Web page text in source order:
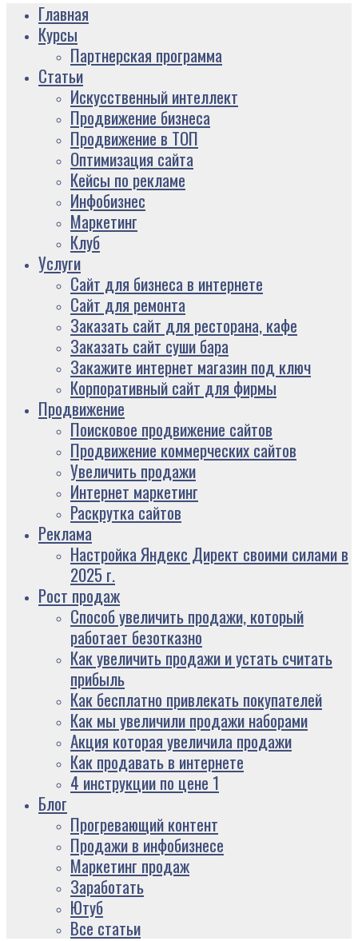
Главная
Курсы
Партнерская программа
Статьи
Искусственный интеллект
Продвижение бизнеса
Продвижение в ТОП
Оптимизация сайта
Кейсы по рекламе
Инфобизнес
Маркетинг
Клуб
Услуги
Сайт для бизнеса в интернете
Сайт для ремонта
Заказать сайт для ресторана, кафе
Заказать сайт суши бара
Закажите интернет магазин под ключ
Корпоративный сайт для фирмы
Продвижение
Поисковое продвижение сайтов
Продвижение коммерческих сайтов
Увеличить продажи
Интернет маркетинг
Раскрутка сайтов
Реклама
Настройка Яндекс Директ своими силами в
2025 г.
Рост продаж
Способ увеличить продажи, который
работает безотказно
Как увеличить продажи и устать считать
прибыль
Как бесплатно привлекать покупателей
Как мы увеличили продажи наборами
Акция которая увеличила продажи
Как продавать в интернете
4 инструкции по цене 1
Блог
Прогревающий контент
Продажи в инфобизнесе
Маркетинг продаж
Заработать
Ютуб
Все статьи